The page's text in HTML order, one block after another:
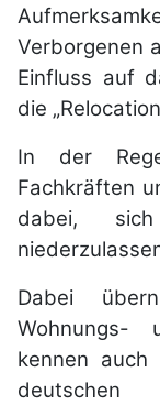
Verborgenen
Einfluss auf
die
In der
Fachkräften
dabei,
Dabei
Wohnungs-
kennen auch
deutschen